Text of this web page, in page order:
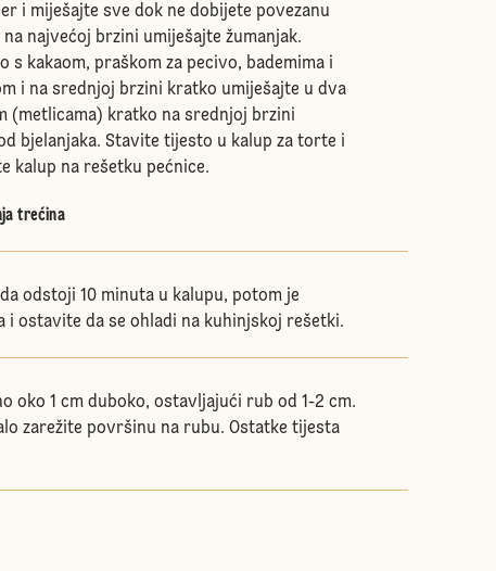
i miješajte sve dok ne dobijete povezanu
najvećoj brzini umiješajte žumanjak.
s kakaom, praškom za pecivo, bademima i
i na srednjoj brzini kratko umiješajte u dva
(metlicama) kratko na srednjoj brzini
bjelanjaka. Stavite tijesto u kalup za torte i
kalup na rešetku pećnice.
trećina
odstoji 10 minuta u kalupu, potom je
i ostavite da se ohladi na kuhinjskoj rešetki.
oko 1 cm duboko, ostavljajući rub od 1-2 cm.
zarežite površinu na rubu. Ostatke tijesta